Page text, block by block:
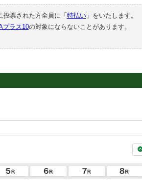
票された方全員に「 特払い」をいたします。
プラス10の対象にならないことがあります。